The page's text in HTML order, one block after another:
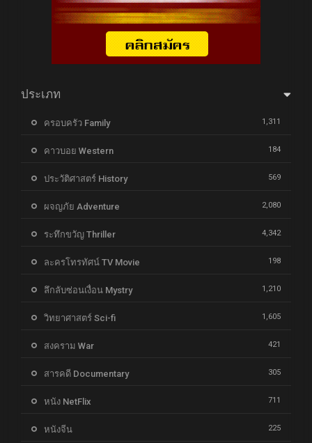
ประเภท
ครอบครัว Family 1,311
คาวบอย Western 184
ประวัติศาสตร์ History 569
ผจญภัย Adventure 2,080
ระทึกขวัญ Thriller 4,342
ละครโทรทัศน์ TV Movie 198
ลึกลับซ่อนเงื่อน Mystry 1,210
วิทยาศาสตร์ Sci-fi 1,605
สงคราม War 421
สารคดี Documentary 305
หนัง NetFlix 711
หนังจีน 225